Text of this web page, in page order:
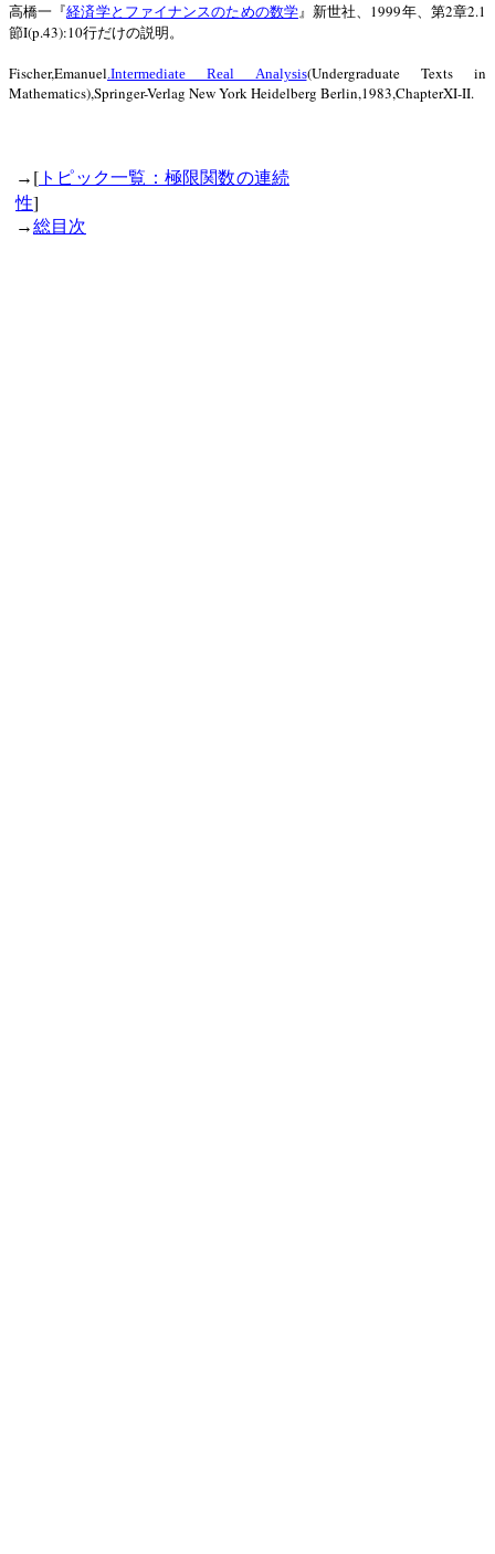
高橋一『経済学とファイナンスのための数学』新世社、 1999年、第2章2.1
節I(p.43):10行だけの説明。
Fischer,Emanuel.Intermediate Real Analysis(Undergraduate Texts in
Mathematics),Springer-Verlag New York Heidelberg Berlin,1983,ChapterXI-II.
→ [ トピック一覧：極限関数の連続
性]
→総目次